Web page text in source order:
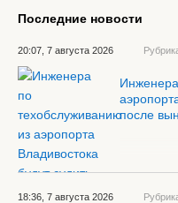
Последние новости
20:07, 7 августа 2026
после
18:36, 7 августа 2026